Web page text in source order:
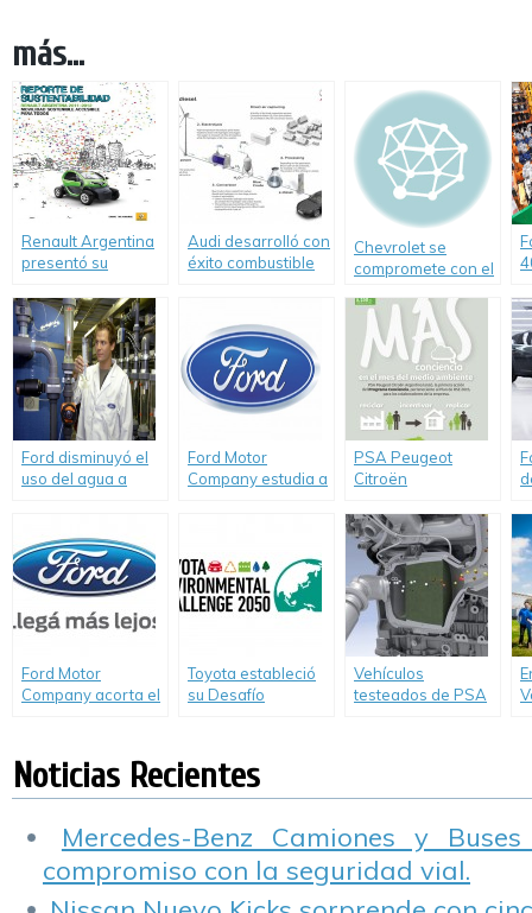
más...
Renault Argentina
presentó su
de Sustentabilidad
Audi desarrolló con
éxito combustible
y agua
Chevrolet se
compromete con el
Ford disminuyó el
uso del agua a
Ford Motor
Company estudia a
PSA Peugeot
Citroën
el medio ambiente
Ford Motor
Company acorta el
sustentabilidad
2014-2015 con
resultados
Toyota estableció
su Desafío
Vehículos
testeados de PSA
Noticias Recientes
Mercedes-Benz Camiones y
compromiso con la seguridad vial.